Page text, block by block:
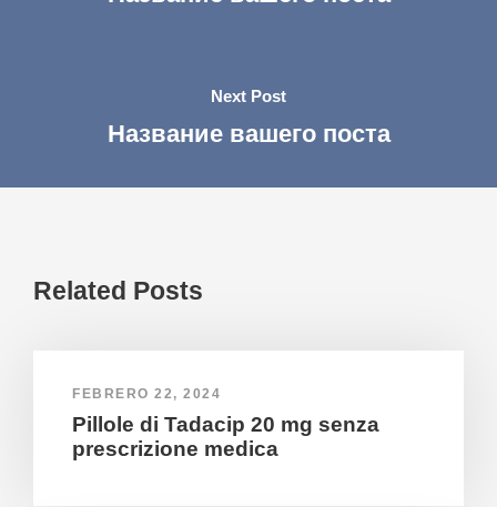
Next Post
Название вашего поста
Related Posts
FEBRERO 22, 2024
Pillole di Tadacip 20 mg senza
prescrizione medica